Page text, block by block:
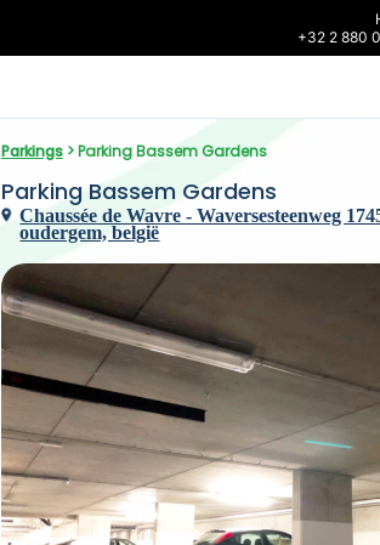
+32 2 880
Parkings > Parking Bassem Gardens
Parking Bassem Gardens
Chaussée de Wavre - Waversesteenweg
oudergem, belgië